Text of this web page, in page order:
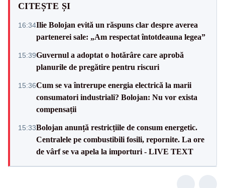
CITEȘTE ȘI
16:34Ilie Bolojan evită un răspuns clar despre averea
partenerei sale: „Am respectat întotdeauna legea”
15:39Guvernul a adoptat o hotărâre care aprobă
planurile de pregătire pentru riscuri
15:36Cum se va întrerupe energia electrică la marii
consumatori industriali? Bolojan: Nu vor exista
compensații
15:33Bolojan anunță restricțiile de consum energetic.
Centralele pe combustibili fosili, repornite. La ore
de vârf se va apela la importuri - LIVE TEXT